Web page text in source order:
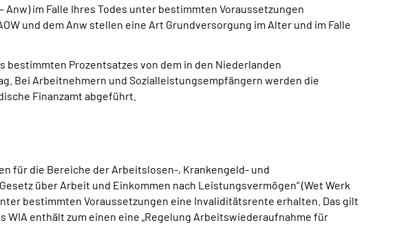
im Falle Ihres Todes unter bestimmten Voraussetzungen
und dem Anw stellen eine Art Grundversorgung im Alter und im Falle
Prozentsatzes von dem in den Niederlanden
Bei Arbeitnehmern und Sozialleistungsempfängern werden die
Finanzamt abgeführt.
für die Bereiche der Arbeitslosen-, Krankengeld- und
über Arbeit und Einkommen nach Leistungsvermögen“ (Wet Werk
bestimmten Voraussetzungen eine Invaliditätsrente erhalten. Das gilt
enthält zum einen eine „Regelung Arbeitswiederaufnahme für